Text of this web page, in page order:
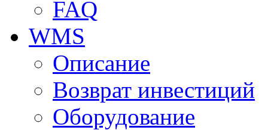
FAQ
WMS
Описание
Возврат инвестиций
Оборудование